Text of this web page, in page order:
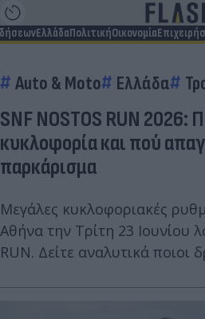
ΕλλάδαΠολιτικήΟικονομία
Auto & Moto Ελλάδα
SNF NOSTOS RUN 2026:
κυκλοφορία και πού
παρκάρισμα
Μεγάλες κυκλοφοριακές
Αθήνα την Τρίτη 23 Ιουνίου
RUN. Δείτε αναλυτικά ποιοι